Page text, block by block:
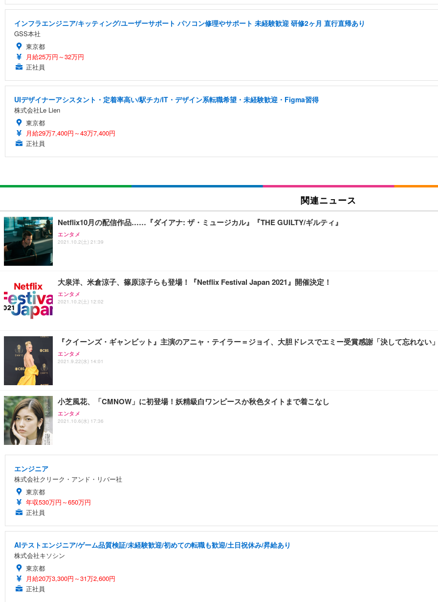
インフラエンジニア/キッティング/ユーザーサポート パソコン修理やサポート 未経験歓迎 研修2ヶ月 直行直帰あり
GSS本社
東京都
月給25万円～32万円
正社員
UIデザイナーアシスタント・定着率高い/駅チカ/IT・デザイン系転職希望・未経験歓迎・Figma習得
株式会社Le Lien
東京都
月給29万7,400円～43万7,400円
正社員
関連ニュース
Netflix10月の配信作品……『ダイアナ: ザ・ミュージカル』『THE GUILTY/ギルティ』
エンタメ
2021.10.2(土) 21:39
大泉洋、米倉涼子、篠原涼子らも登場！『Netflix Festival Japan 2021』開催決定！
エンタメ
2021.10.2(土) 12:02
『クイーンズ・ギャンビット』主演のアニャ・テイラー＝ジョイ、大胆ドレスでエミー受賞感謝「決して忘れない
エンタメ
2021.9.22(水) 14:01
小芝風花、「CMNOW」に初登場！妖精級白ワンピースか秋色タイトまで着こなし
エンタメ
2021.10.6(水) 17:36
エンジニア
株式会社クリーク・アンド・リバー社
東京都
年収530万円～650万円
正社員
AIテストエンジニア/ゲーム品質検証/未経験歓迎/初めての転職も歓迎/土日祝休み/昇給あり
株式会社キソシン
東京都
月給20万3,300円～31万2,600円
正社員